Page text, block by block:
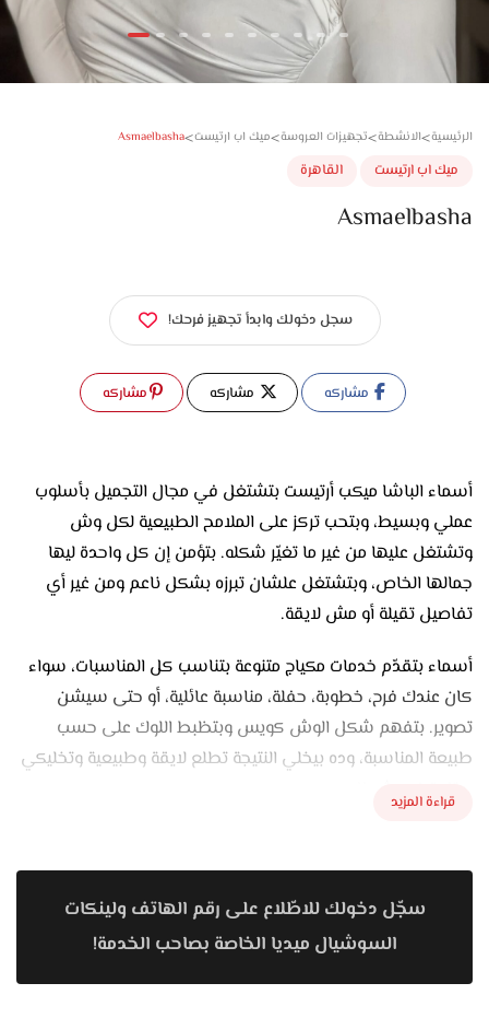
اب ارتيست القاهرة
سجل دخولك وابدأ تجهيز فرحك!
مشاركه مشاركه مشاركه
أسماء الباشا ميكب أرتيست بتشتغل في مجال التجميل بأسلوب
عملي وبسيط، وبتحب تركز على الملامح الطبيعية لكل وش
وتشتغل عليها من غير ما تغيّر شكله. بتؤمن إن كل واحدة ليها
جمالها الخاص، وبتشتغل علشان تبرزه بشكل ناعم ومن غير أي
تفاصيل تقيلة أو مش لايقة.
أسماء بتقدّم خدمات مكياج متنوعة بتناسب كل المناسبات، سواء
كان عندك فرح، خطوبة، حفلة، مناسبة عائلية، أو حتى سيشن
تصوير. بتفهم شكل الوش كويس وبتظبط اللوك على حسب
طبيعة المناسبة، وده بيخلي النتيجة تطلع لايقة وطبيعية وتخليكي
مرتاحة في شكلك.
وتفهم إنتي متخيلة شكلك يطلع عامل إزاي. بتشتغل معاكي على
اختيار الألوان المناسبة لبشرتك، وبتراعي إن المكياج يليق مع
الفستان والتسريحة، ويكون شكله طبيعي في الصور وعلى
قراءة المزيد
سجّل دخولك للاطّلاع على رقم الهاتف ولينكات
السوشيال ميديا الخاصة بصاحب الخدمة!